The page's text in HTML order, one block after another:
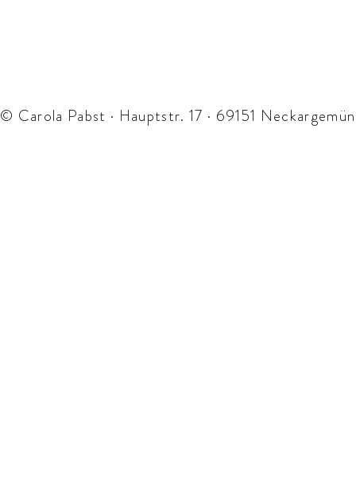
© Carola Pabst · Hauptstr. 17 · 69151